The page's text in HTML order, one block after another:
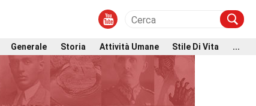
Generale Storia Attività Umane Stile Di Vita
...